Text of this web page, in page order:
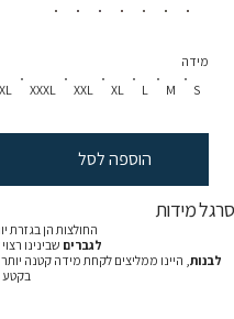
S
M
L
XL
XXL
XXXL
מידה
הוספה לסל
סרגל מידות
החולצות הן בגזרת
לגברים שבינינו
לבנות, היינו ממליצים לקחת מידה קטנה
בקטע